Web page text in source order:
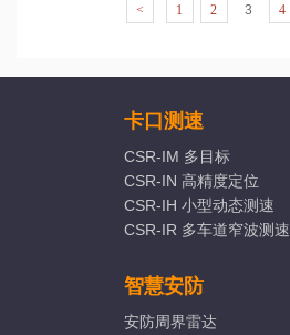
< 1 2 3 4
卡口测速
CSR-IM 多目标
CSR-IN 高精度定位
CSR-IH 小型动态测速
CSR-IR 多车道窄波测速
智慧安防
安防周界雷达